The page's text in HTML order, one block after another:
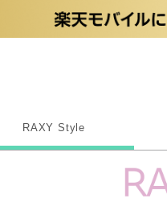
RAXY Style